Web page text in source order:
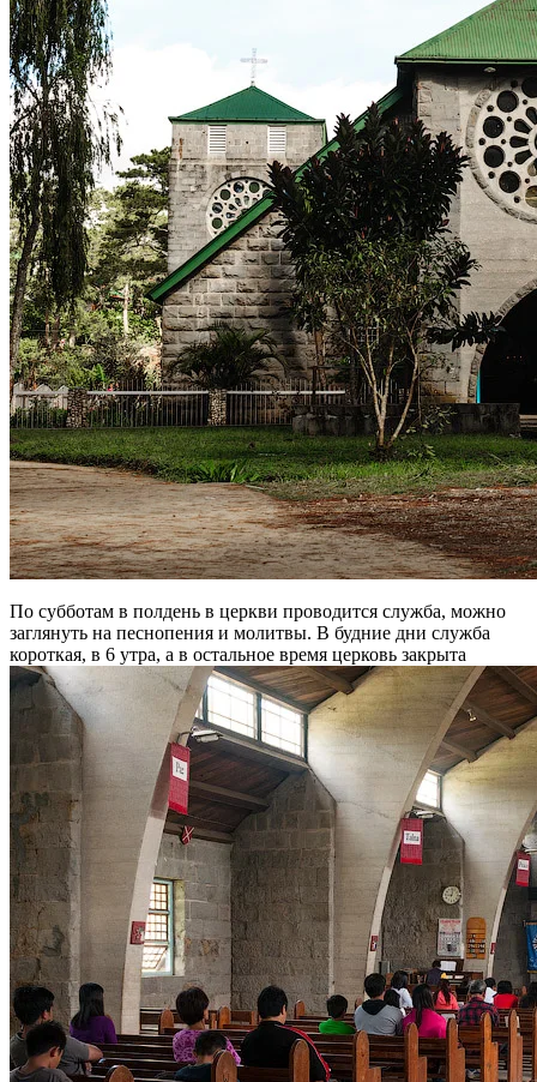
По субботам в полдень в церкви проводится служба, можно
заглянуть на песнопения и молитвы. В будние дни служба
короткая, в 6 утра, а в остальное время церковь закрыта